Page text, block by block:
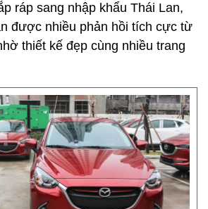
ráp sang nhập khẩu Thái Lan,
được nhiều phản hồi tích cực từ
thiết kế đẹp cùng nhiều trang